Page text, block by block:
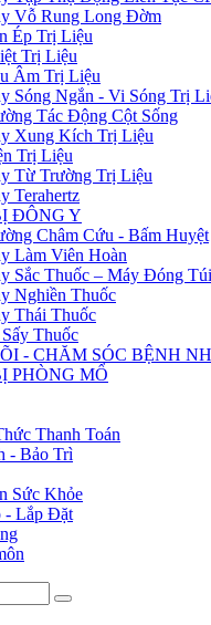
Vỗ Rung Long Đờm
Ép Trị Liệu
Trị Liệu
Âm Trị Liệu
Sóng Ngắn - Vi Sóng Trị
Tác Động Cột Sống
Xung Kích Trị Liệu
Trị Liệu
Từ Trường Trị Liệu
Terahertz
ĐÔNG Y
Châm Cứu - Bấm Huyệt
Làm Viên Hoàn
Sắc Thuốc – Máy Đóng Túi
Nghiền Thuốc
Thái Thuốc
Thuốc
- CHĂM SÓC BỆNH
PHÒNG MỔ
Thanh Toán
- Bảo Trì
Sức Khỏe
- Lắp Đặt